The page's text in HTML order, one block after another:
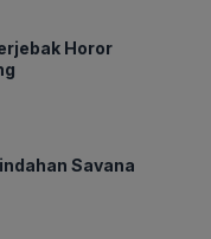
Horor
Savana